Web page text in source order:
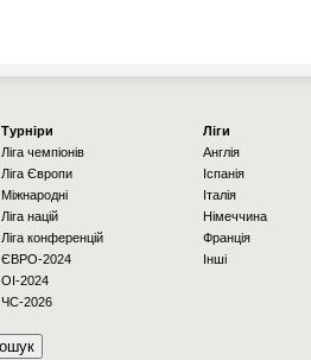
Турніри
Ліга чемпіонів
Ліга Європи
Міжнародні
Ліга націй
Ліга конференцій
ЄВРО-2024
OI-2024
ЧС-2026
Ліги
Англія
Іспанія
Італія
Німеччина
Франція
Інші